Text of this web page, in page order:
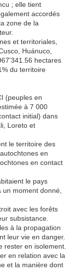
; elle tient
accordés
zone de la
et territoriales,
Huánuco,
hectares
du territoire
(peuples en
à 7 000
initial) dans
Loreto et
le territoire des
en
en contact
le pays
moment donné,
avec les forêts
subsistance.
à la propagation
leur vie en danger.
rester en isolement.
en relation avec la
et la manière dont